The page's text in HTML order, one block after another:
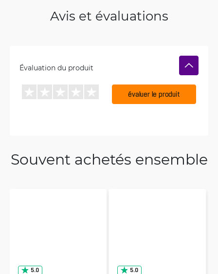
Avis et évaluations
Évaluation du produit
évaluer le produit
Souvent achetés ensemble
5.0 5.0